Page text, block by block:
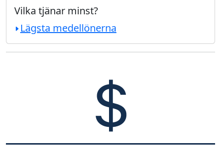
Vilka tjänar minst?
Lägsta medellönerna